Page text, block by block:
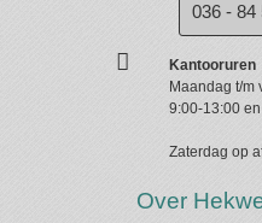
036 - 84
Kantooruren
Maandag t/m
9:00-13:00
Zaterdag op
Over